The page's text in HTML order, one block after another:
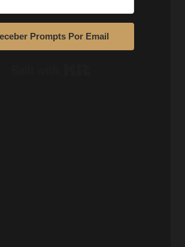
Prompts Por Email